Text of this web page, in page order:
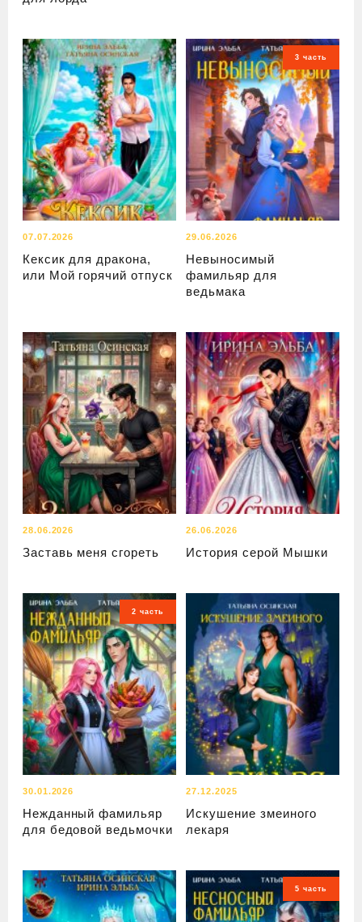
07.07.2026
Кексик для дракона,
или Мой горячий отпуск
3 часть
29.06.2026
Невыносимый
фамильяр для
ведьмака
28.06.2026
Заставь меня сгореть
26.06.2026
История серой Мышки
2 часть
30.01.2026
Нежданный фамильяр
для бедовой ведьмочки
27.12.2025
Искушение змеиного
лекаря
5 часть